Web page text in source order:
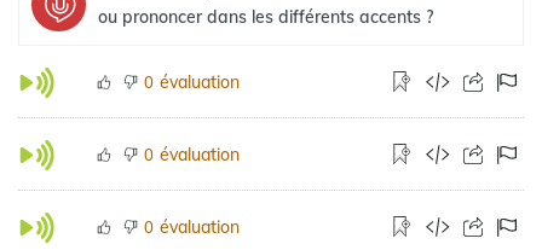
ou prononcer dans les différents accents ?
0 évaluation
0 évaluation
0 évaluation